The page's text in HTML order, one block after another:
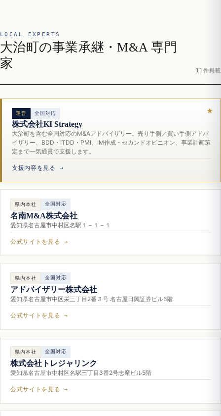
LOCAL EXPERTS
大治町の事業承継・M&A 専門
家
11件掲載
運営 全国対応
株式会社KI Strategy
大治町を含む全国対応のM&Aアドバイザリー。売り手側／買い手側アドバ
イザリー、BDD・ITDD・PMI、IM作成・セカンドオピニオン、事業計画策
定まで一気通貫で支援します。
支援内容を見る →
県内本社 全国対応
名南M&A株式会社
愛知県名古屋市中村区名駅１－１－１
公式サイトを見る →
県内本社 全国対応
アドバイザリー株式会社
愛知県名古屋市中区栄三丁目2番３号 名古屋日興証券ビル6階
公式サイトを見る →
県内本社 全国対応
株式会社トレジャリンク
愛知県名古屋市中村区名駅三丁目3番2号志摩ビル5階
公式サイトを見る →